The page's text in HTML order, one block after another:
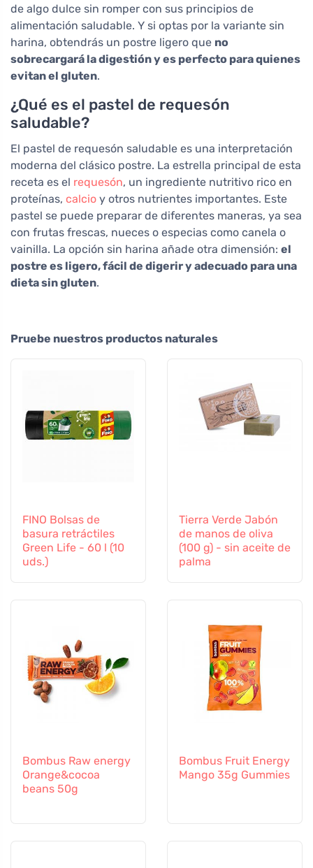
de algo dulce sin romper con sus principios de
alimentación saludable. Y si optas por la variante sin
harina, obtendrás un postre ligero que no
sobrecargará la digestión y es perfecto para quienes
evitan el gluten.
¿Qué es el pastel de requesón
saludable?
El pastel de requesón saludable es una interpretación
moderna del clásico postre. La estrella principal de esta
receta es el requesón, un ingrediente nutritivo rico en
proteínas, calcio y otros nutrientes importantes. Este
pastel se puede preparar de diferentes maneras, ya sea
con frutas frescas, nueces o especias como canela o
vainilla. La opción sin harina añade otra dimensión: el
postre es ligero, fácil de digerir y adecuado para una
dieta sin gluten.
Pruebe nuestros productos naturales
FINO Bolsas de
basura retráctiles
Green Life - 60 l (10
uds.)
Tierra Verde Jabón
de manos de oliva
(100 g) - sin aceite de
palma
Bombus Raw energy
Orange&cocoa
beans 50g
Bombus Fruit Energy
Mango 35g Gummies